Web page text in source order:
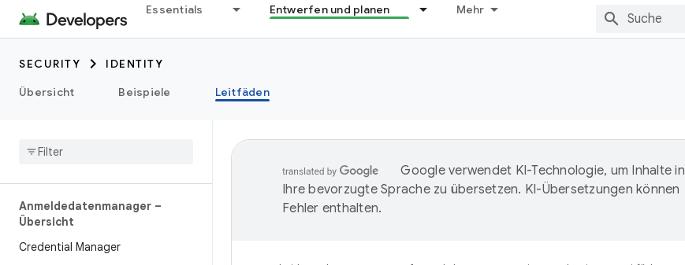
Essentials Entwerfen und planen Mehr
SECURITY
IDENTITY
Übersicht
Beispiele Leitfäden
Anmeldedatenmanager –
Übersicht
Credential Manager
Google verwendet KI-Technologie, um Inhalte in
Ihre bevorzugte Sprache zu übersetzen. KI-Übersetzungen können
Fehler enthalten.